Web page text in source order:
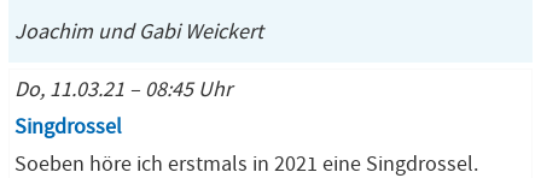
Joachim und Gabi Weickert
Do, 11.03.21 – 08:45 Uhr
Singdrossel
Soeben höre ich erstmals in 2021 eine Singdrossel.